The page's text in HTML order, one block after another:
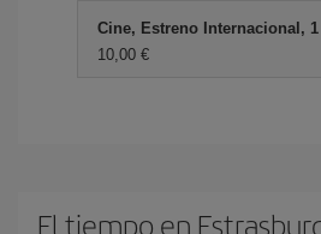
Cine, Estreno Internacional,
10,00 €
El tiempo en